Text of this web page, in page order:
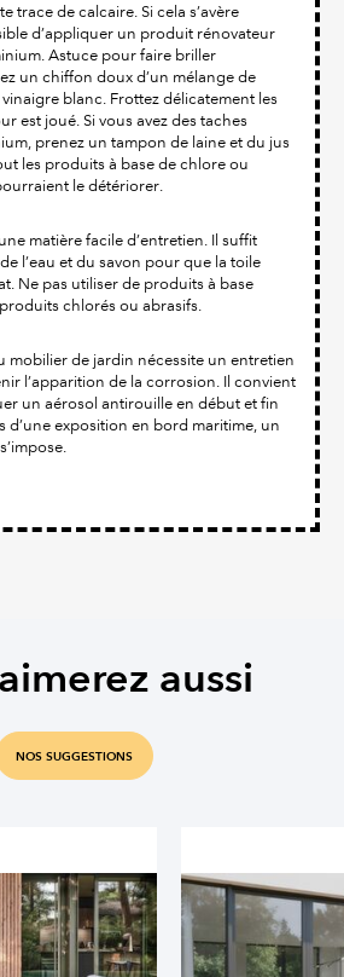
trace de calcaire. Si cela s’avère
d’appliquer un produit rénovateur
Astuce pour faire briller
un chiffon doux d’un mélange de
vinaigre blanc. Frottez délicatement les
est joué. Si vous avez des taches
prenez un tampon de laine et du jus
les produits à base de chlore ou
le détériorer.
matière facile d’entretien. Il suffit
l’eau et du savon pour que la toile
Ne pas utiliser de produits à base
chlorés ou abrasifs.
mobilier de jardin nécessite un entretien
l’apparition de la corrosion. Il convient
un aérosol antirouille en début et fin
d’une exposition en bord maritime, un
aussi
NOS SUGGESTIONS